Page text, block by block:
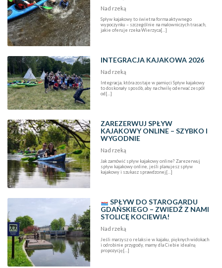
Nad rzeką
Spływ kajakowy to świetna forma aktywnego
wypoczynku – szczególnie na malowniczych trasach,
jakie oferuje rzeka Wierzyca[…]
INTEGRACJA KAJAKOWA 2026
Nad rzeką
Integracja, która zostaje w pamięci Spływ kajakowy
to doskonały sposób, aby na chwilę oderwać zespół
od[…]
ZAREZERWUJ SPŁYW
KAJAKOWY ONLINE – SZYBKO I
WYGODNIE
Nad rzeką
Jak zamówić spływ kajakowy online? Zarezerwuj
spływ kajakowy online, jeśli planujesz spływ
kajakowy i szukasz sprawdzonej[…]
SPŁYW DO STAROGARDU
GDAŃSKIEGO – ZWIEDŹ Z NAMI
STOLICĘ KOCIEWIA!
Nad rzeką
Jeśli marzysz o relaksie w kajaku, pięknych widokach
i odrobinie przygody, mamy dla Ciebie idealną
propozycję[…]